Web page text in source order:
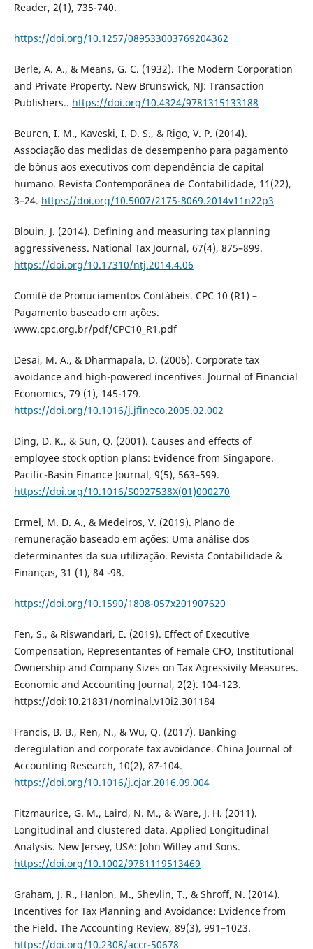
Reader, 2(1), 735-740.
https://doi.org/10.1257/089533003769204362
Berle, A. A., & Means, G. C. (1932). The Modern Corporation
and Private Property. New Brunswick, NJ: Transaction
Publishers.. https://doi.org/10.4324/9781315133188
Beuren, I. M., Kaveski, I. D. S., & Rigo, V. P. (2014).
Associação das medidas de desempenho para pagamento
de bônus aos executivos com dependência de capital
humano. Revista Contemporânea de Contabilidade, 11(22),
3–24. https://doi.org/10.5007/2175-8069.2014v11n22p3
Blouin, J. (2014). Defining and measuring tax planning
aggressiveness. National Tax Journal, 67(4), 875–899.
https://doi.org/10.17310/ntj.2014.4.06
Comitê de Pronuciamentos Contábeis. CPC 10 (R1) –
Pagamento baseado em ações.
www.cpc.org.br/pdf/CPC10_R1.pdf
Desai, M. A., & Dharmapala, D. (2006). Corporate tax
avoidance and high-powered incentives. Journal of Financial
Economics, 79 (1), 145-179.
https://doi.org/10.1016/j.jfineco.2005.02.002
Ding, D. K., & Sun, Q. (2001). Causes and effects of
employee stock option plans: Evidence from Singapore.
Pacific-Basin Finance Journal, 9(5), 563–599.
https://doi.org/10.1016/S0927538X(01)000270
Ermel, M. D. A., & Medeiros, V. (2019). Plano de
remuneração baseado em ações: Uma análise dos
determinantes da sua utilização. Revista Contabilidade &
Finanças, 31 (1), 84 -98.
https://doi.org/10.1590/1808-057x201907620
Fen, S., & Riswandari, E. (2019). Effect of Executive
Compensation, Representantes of Female CFO, Institutional
Ownership and Company Sizes on Tax Agressivity Measures.
Economic and Accounting Journal, 2(2). 104-123.
https://doi:10.21831/nominal.v10i2.301184
Francis, B. B., Ren, N., & Wu, Q. (2017). Banking
deregulation and corporate tax avoidance. China Journal of
Accounting Research, 10(2), 87-104.
https://doi.org/10.1016/j.cjar.2016.09.004
Fitzmaurice, G. M., Laird, N. M., & Ware, J. H. (2011).
Longitudinal and clustered data. Applied Longitudinal
Analysis. New Jersey, USA: John Willey and Sons.
https://doi.org/10.1002/9781119513469
Graham, J. R., Hanlon, M., Shevlin, T., & Shroff, N. (2014).
Incentives for Tax Planning and Avoidance: Evidence from
the Field. The Accounting Review, 89(3), 991–1023.
https://doi.org/10.2308/accr-50678